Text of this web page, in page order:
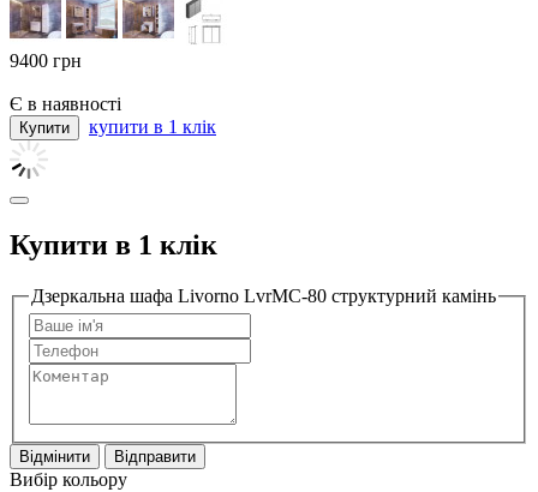
9400 грн
Є в наявності
купити в 1 клік
Купити в 1 клік
Дзеркальна шафа Livorno LvrMC-80 структурний камінь
Відмінити Відправити
Вибір кольору